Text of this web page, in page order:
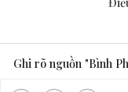
Ghi rõ nguồn "Bình